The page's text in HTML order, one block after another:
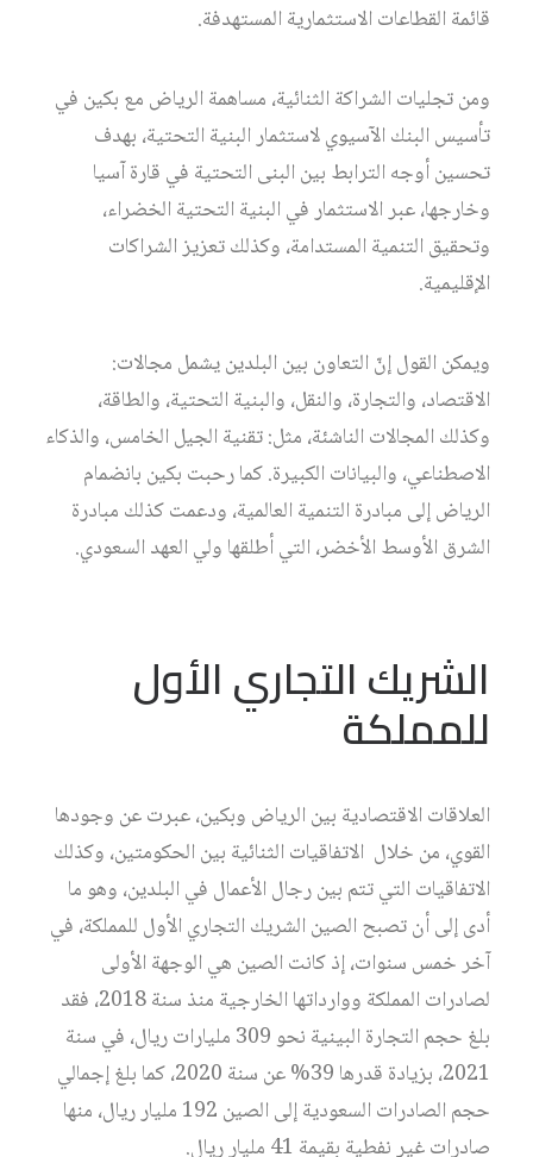
قائمة القطاعات الاستثمارية المستهدفة.
ومن تجليات الشراكة الثنائية، مساهمة الرياض مع بكين في
تأسيس البنك الآسيوي لاستثمار البنية التحتية، بهدف
تحسين أوجه الترابط بين البنى التحتية في قارة آسيا
وخارجها، عبر الاستثمار في البنية التحتية الخضراء،
وتحقيق التنمية المستدامة، وكذلك تعزيز الشراكات
الإقليمية.
ويمكن القول إنّ التعاون بين البلدين يشمل مجالات:
الاقتصاد، والتجارة، والنقل، والبنية التحتية، والطاقة،
وكذلك المجالات الناشئة، مثل: تقنية الجيل الخامس، والذكاء
الاصطناعي، والبيانات الكبيرة. كما رحبت بكين بانضمام
الرياض إلى مبادرة التنمية العالمية، ودعمت كذلك مبادرة
الشرق الأوسط الأخضر، التي أطلقها ولي العهد السعودي.
الشريك التجاري الأول
للمملكة
العلاقات الاقتصادية بين الرياض وبكين، عبرت عن وجودها
القوي، من خلال الاتفاقيات الثنائية بين الحكومتين، وكذلك
الاتفاقيات التي تتم بين رجال الأعمال في البلدين، وهو ما
أدى إلى أن تصبح الصين الشريك التجاري الأول للمملكة، في
آخر خمس سنوات، إذ كانت الصين هي الوجهة الأولى
لصادرات المملكة ووارداتها الخارجية منذ سنة 2018، فقد
بلغ حجم التجارة البينية نحو 309 مليارات ريال، في سنة
2021، بزيادة قدرها 39% عن سنة 2020، كما بلغ إجمالي
حجم الصادرات السعودية إلى الصين 192 مليار ريال، منها
صادرات غير نفطية بقيمة 41 مليار ريال.